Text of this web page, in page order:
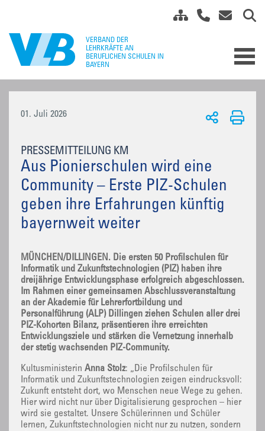
01. Juli 2026
PRESSEMITTEILUNG KM
Aus Pionierschulen wird eine
Community – Erste PIZ-Schulen
geben ihre Erfahrungen künftig
bayernweit weiter
MÜNCHEN/DILLINGEN. Die ersten 50 Profilschulen für
Informatik und Zukunftstechnologien (PIZ) haben ihre
dreijährige Entwicklungsphase erfolgreich abgeschlossen.
Im Rahmen einer gemeinsamen Abschlussveranstaltung
an der Akademie für Lehrerfortbildung und
Personalführung (ALP) Dillingen ziehen Schulen aller drei
PIZ-Kohorten Bilanz, präsentieren ihre erreichten
Entwicklungsziele und stärken die Vernetzung innerhalb
der stetig wachsenden PIZ-Community.
Kultusministerin Anna Stolz: „Die Profilschulen für
Informatik und Zukunftstechnologien zeigen eindrucksvoll:
Zukunft entsteht dort, wo Menschen neue Wege zu gehen.
Hier wird nicht nur über Digitalisierung gesprochen – hier
wird sie gestaltet. Unsere Schülerinnen und Schüler
lernen, Zukunftstechnologien nicht nur zu nutzen, sondern